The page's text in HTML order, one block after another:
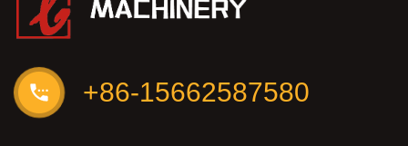
+86-15662587580